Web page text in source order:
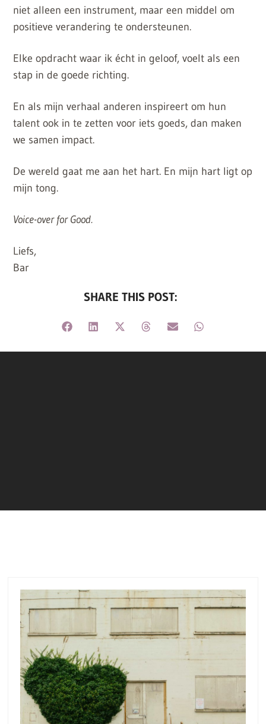
niet alleen een instrument, maar een middel om
positieve verandering te ondersteunen.
Elke opdracht waar ik écht in geloof, voelt als een
stap in de goede richting.
En als mijn verhaal anderen inspireert om hun
talent ook in te zetten voor iets goeds, dan maken
we samen impact.
De wereld gaat me aan het hart. En mijn hart ligt op
mijn tong.
Voice-over for Good.
Liefs,
Bar
SHARE THIS POST: